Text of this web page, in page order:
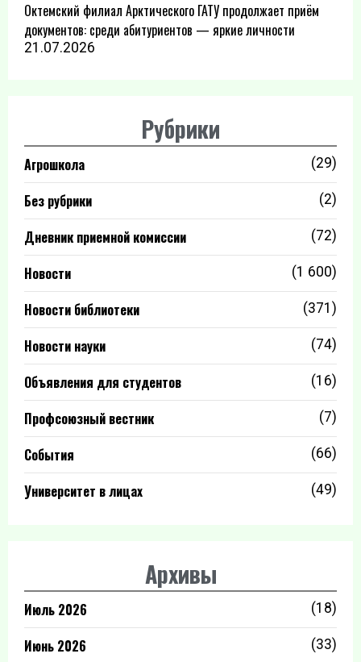
Октемский филиал Арктического ГАТУ продолжает приём
документов: среди абитуриентов — яркие личности
21.07.2026
Рубрики
Агрошкола (29)
Без рубрики (2)
Дневник приемной комиссии (72)
Новости (1 600)
Новости библиотеки (371)
Новости науки (74)
Объявления для студентов (16)
Профсоюзный вестник (7)
События (66)
Университет в лицах (49)
Архивы
Июль 2026 (18)
Июнь 2026 (33)